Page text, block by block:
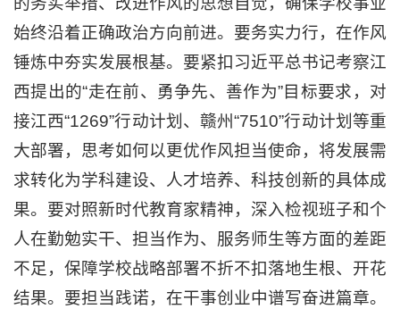
始终沿着正确政治方向前进。要务实力行，在作风
锤炼中夯实发展根基。要紧扣习近平总书记考察江
西提出的“走在前、勇争先、善作为”目标要求，对
接江西“1269”行动计划、赣州“7510”行动计划等重
大部署，思考如何以更优作风担当使命，将发展需
求转化为学科建设、人才培养、科技创新的具体成
果。要对照新时代教育家精神，深入检视班子和个
人在勤勉实干、担当作为、服务师生等方面的差距
不足，保障学校战略部署不折不扣落地生根、开花
结果。要担当践诺，在干事创业中谱写奋进篇章。